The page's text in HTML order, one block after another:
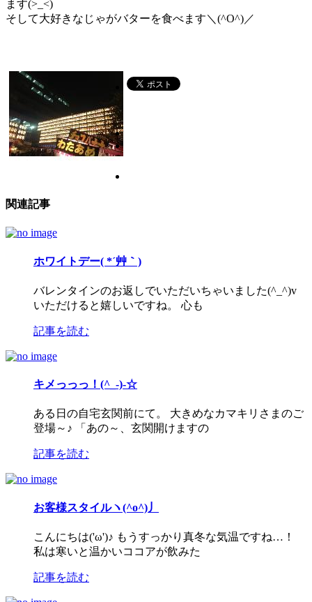
ます(>_<)
そして大好きなじゃがバターを食べます＼(^O^)／
関連記事
ホワイトデー( *´艸｀)
バレンタインのお返しでいただいちゃいました(^_^)v
いただけると嬉しいですね。 心も
記事を読む
キメっっっ！(^_-)-☆
ある日の自宅玄関前にて。 大きめなカマキリさまのご
登場～♪ 「あの～、玄関開けますの
記事を読む
お客様スタイルヽ(^o^)丿
こんにちは('ω')♪ もうすっかり真冬な気温ですね…！
私は寒いと温かいココアが飲みた
記事を読む